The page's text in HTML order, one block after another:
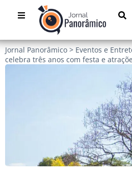
Jornal Panorâmico > Eventos e
celebra três anos com festa e